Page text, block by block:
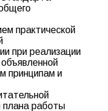
практической
при реализации
принципам и
плана работы